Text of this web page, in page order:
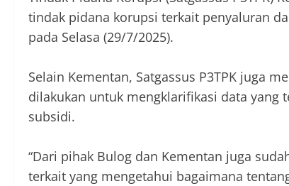
tindak pidana korupsi terkait penyaluran
pada Selasa (29/7/2025).
Selain Kementan, Satgassus P3TPK juga
dilakukan untuk mengklarifikasi data yang
subsidi.
“Dari pihak Bulog dan Kementan juga
terkait yang mengetahui bagaimana